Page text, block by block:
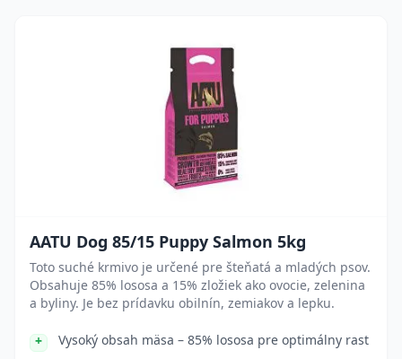
AATU Dog 85/15 Puppy Salmon 5kg
Toto suché krmivo je určené pre šteňatá a mladých psov.
Obsahuje 85% lososa a 15% zložiek ako ovocie, zelenina
a byliny. Je bez prídavku obilnín, zemiakov a lepku.
Vysoký obsah mäsa – 85% lososa pre optimálny rast